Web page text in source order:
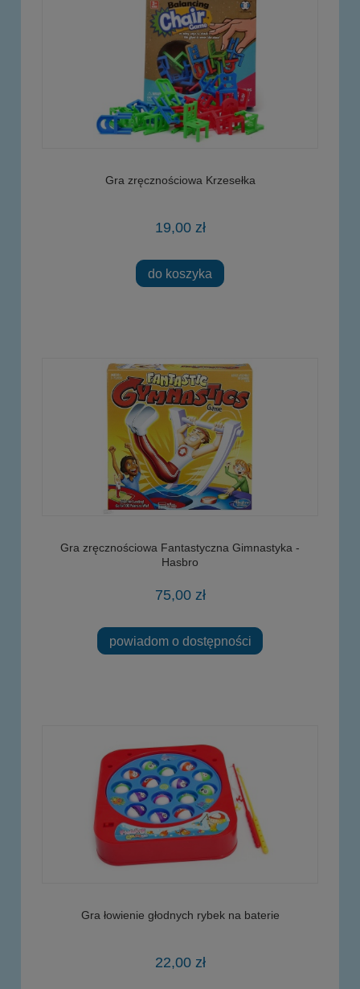
Gra zręcznościowa Krzesełka
19,00 zł
do koszyka
Gra zręcznościowa Fantastyczna Gimnastyka -
Hasbro
75,00 zł
powiadom o dostępności
Gra łowienie głodnych rybek na baterie
22,00 zł